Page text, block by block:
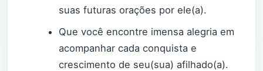
suas futuras orações por ele(a).
Que você encontre imensa alegria em
acompanhar cada conquista e
crescimento de seu(sua) afilhado(a).